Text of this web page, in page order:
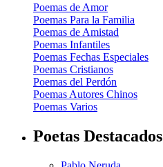
Poemas de Amor
Poemas Para la Familia
Poemas de Amistad
Poemas Infantiles
Poemas Fechas Especiales
Poemas Cristianos
Poemas del Perdón
Poemas Autores Chinos
Poemas Varios
Poetas Destacados